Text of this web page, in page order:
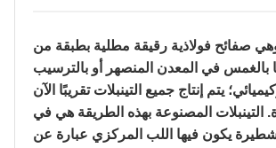
صفائح فولاذية رقيقة مطلية بطبقة من
في المعدن المنصهر أو بالترسيب
يتم إنتاج جميع التينبلات تقريبًا الآن
المصنوعة بهذه الطريقة هي في
يكون فيها اللب المركزي عبارة عن